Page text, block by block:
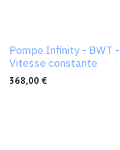
Pompe Infinity - BWT -
Vitesse constante
368,00 €